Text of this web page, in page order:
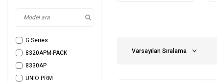
G Series
8320APM-PACK
8330AP
UNIO PRM